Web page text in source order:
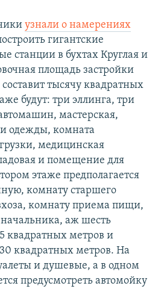
узнали о намерениях
гигантские
станции в бухтах Круглая и
площадь застройки
тысячу квадратных
будут: три эллинга, три
мастерская,
одежды, комната
медицинская
и помещение для
этаже предполагается
комнату старшего
комнату приема пищи,
аж шесть
квадратных метров и
квадратных метров. На
и душевые, а в одном
предусмотреть автомойку